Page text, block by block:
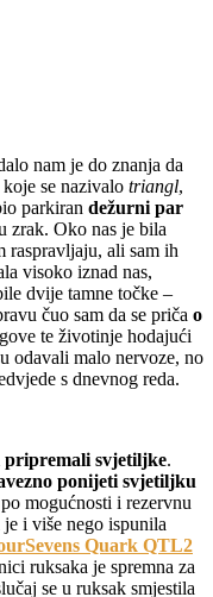
nam je do znanja da
se nazivalo triangl,
parkiran dežurni par
zrak. Oko nas je bila
raspravljaju, ali sam ih
visoko iznad nas,
dvije tamne točke –
čuo sam da se priča o
te životinje hodajući
odavali malo nervoze, no
s dnevnog reda.
pripremali svjetiljke.
ponijeti svjetiljku
mogućnosti i rezervnu
i više nego ispunila
Quark QTL2
ruksaka je spremna za
se u ruksak smjestila